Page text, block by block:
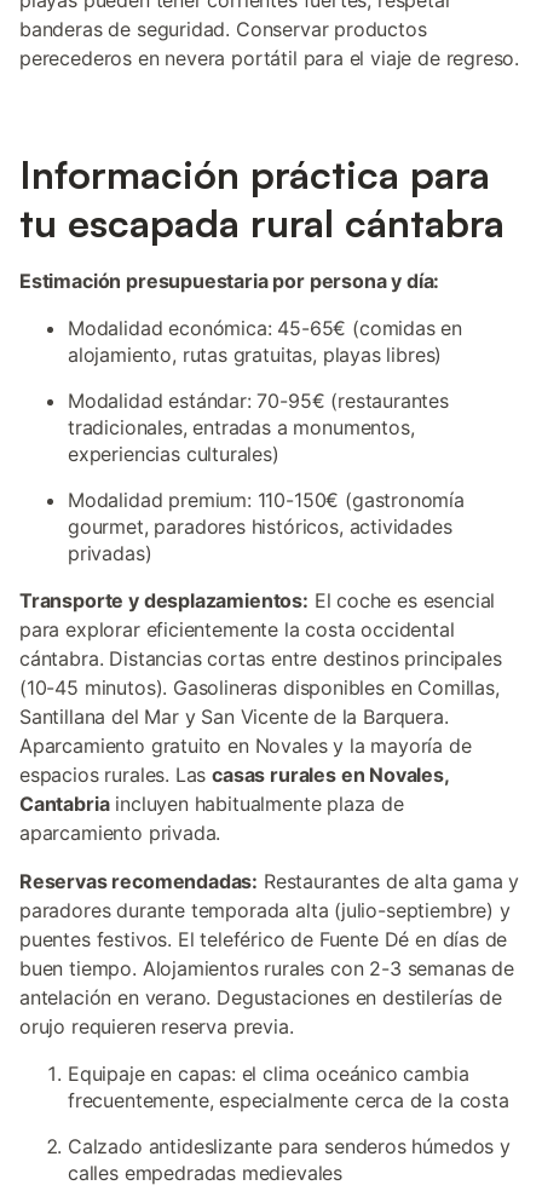
banderas de seguridad. Conservar productos
perecederos en nevera portátil para el viaje de regreso.
Información práctica para
tu escapada rural cántabra
Estimación presupuestaria por persona y día:
Modalidad económica: 45-65€ (comidas en
alojamiento, rutas gratuitas, playas libres)
Modalidad estándar: 70-95€ (restaurantes
tradicionales, entradas a monumentos,
experiencias culturales)
Modalidad premium: 110-150€ (gastronomía
gourmet, paradores históricos, actividades
privadas)
Transporte y desplazamientos: El coche es esencial
para explorar eficientemente la costa occidental
cántabra. Distancias cortas entre destinos principales
(10-45 minutos). Gasolineras disponibles en Comillas,
Santillana del Mar y San Vicente de la Barquera.
Aparcamiento gratuito en Novales y la mayoría de
espacios rurales. Lascasas rurales en Novales,
Cantabriaincluyen habitualmente plaza de
aparcamiento privada.
Reservas recomendadas: Restaurantes de alta gama y
paradores durante temporada alta (julio-septiembre) y
puentes festivos. El teleférico de Fuente Dé en días de
buen tiempo. Alojamientos rurales con 2-3 semanas de
antelación en verano. Degustaciones en destilerías de
orujo requieren reserva previa.
Equipaje en capas: el clima oceánico cambia
frecuentemente, especialmente cerca de la costa
Calzado antideslizante para senderos húmedos y
calles empedradas medievales